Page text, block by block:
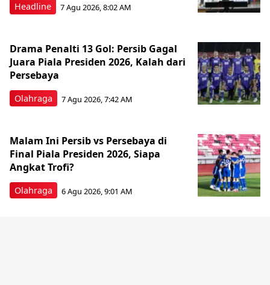
Headline 7 Agu 2026, 8:02 AM
Olahraga
Drama Penalti 13 Gol: Persib Gagal
Juara Piala Presiden 2026, Kalah dari
Persebaya
7 Agu 2026, 7:42 AM
Olahraga
Malam Ini Persib vs Persebaya di
Final Piala Presiden 2026, Siapa
Angkat Trofi?
6 Agu 2026, 9:01 AM